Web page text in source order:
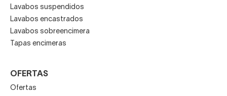
Lavabos suspendidos
Lavabos encastrados
Lavabos sobreencimera
Tapas encimeras
OFERTAS
Ofertas